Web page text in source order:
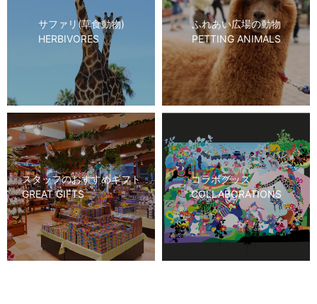
サファリ(草食動物)
HERBIVORES
ふれあい広場の動物
PETTING ANIMALS
スタッフのおすすめギフト
GREAT GIFTS
コラボグッズ
COLLABORATIONS